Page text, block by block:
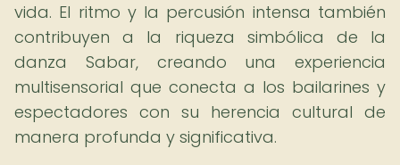
vida. El ritmo y la percusión intensa también
contribuyen a la riqueza simbólica de la
danza Sabar, creando una experiencia
multisensorial que conecta a los bailarines y
espectadores con su herencia cultural de
manera profunda y significativa.